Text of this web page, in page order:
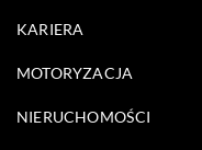
KARIERA
MOTORYZACJA
NIERUCHOMOŚCI